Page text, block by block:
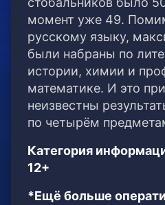
момент уже 49.
русскому языку,
были набраны по
истории, химии и
математике. И это
неизвестны
по четырём
Категория
12+
*Ещё больше